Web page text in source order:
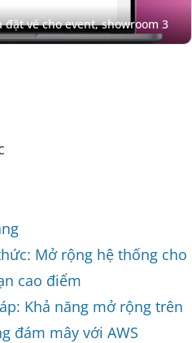
Mở rộng hệ thống cho
cao điểm
Khả năng mở rộng trên
đám mây với AWS